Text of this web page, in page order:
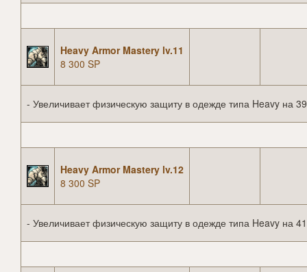
Heavy Armor Mastery lv.11
8 300 SP
- Увеличивает физическую защиту в одежде типа Heavy на
Heavy Armor Mastery lv.12
8 300 SP
- Увеличивает физическую защиту в одежде типа Heavy на